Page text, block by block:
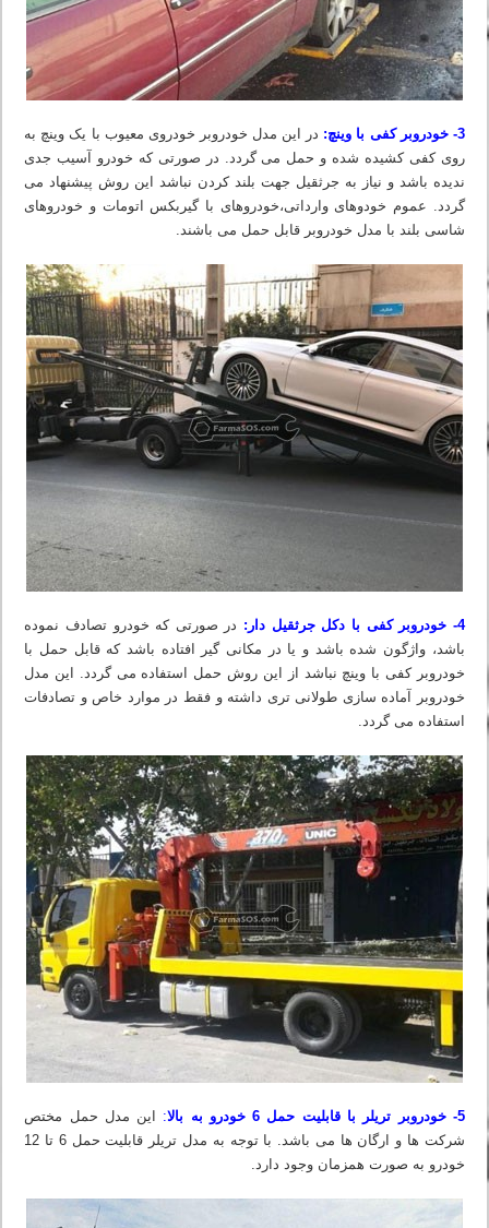
3- خودروبر کفی با وینچ:
در این مدل خودروبر خودروی معیوب با یک وینچ به
روی کفی کشیده شده و حمل می گردد. در صورتی که خودرو آسیب جدی
ندیده باشد و نیاز به جرثقیل جهت بلند کردن نباشد این روش پیشنهاد می
گردد. عموم خودوهای وارداتی،خودروهای با گیربکس اتومات و خودروهای
شاسی بلند با مدل خودروبر قابل حمل می باشند.
4- خودروبر کفی با دکل جرثقیل دار:
در صورتی که خودرو تصادف نموده
باشد، واژگون شده باشد و یا در مکانی گیر افتاده باشد که قابل حمل با
خودروبر کفی با وینچ نباشد از این روش حمل استفاده می گردد. این مدل
خودروبر آماده سازی طولانی تری داشته و فقط در موارد خاص و تصادفات
استفاده می گردد.
5- خودروبر تریلر با قابلیت حمل 6 خودرو به بالا : این مدل حمل مختص
شرکت ها و ارگان ها می باشد. با توجه به مدل تریلر قابلیت حمل 6 تا 12
خودرو به صورت همزمان وجود دارد.